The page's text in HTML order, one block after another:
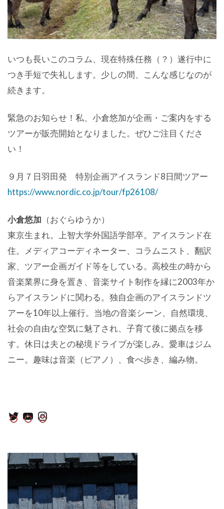
いつも長いこのコラム、現在特殊任務（？）遂行中に
つき手短で失礼します。少しの間、こんな感じなのが
続きます。
緊急のお知らせ！私、小倉悠加が企画・ご案内をする
ツアーが販売開始となりました。ぜひご注目くださ
い！
９月７日羽田発 特別企画アイスランド8日間ツアー
https://www.nordic.co.jp/tour/fp26108/
小倉悠加 （おぐらゆうか）
東京生まれ。上智大学外国語学部卒。アイスランド在
住。メディアコーディネーター、コラムニスト、翻訳
家、ツアー企画ガイド等をしている。高校生の時から
音楽業界に身を置き、音楽サイト制作を縁に2003年か
らアイスランドに関わる。独自企画のアイスランドツ
アーを10年以上催行。当地の音楽シーン、自然環境、
社会の自由な空気に魅了され、子育て後に拠点を移
す。休日は夫との秘境ドライブが楽しみ。愛車はジム
ニー。趣味は音楽（ピアノ）、食べ歩き、編み物。
Twitter YouTube Instagram